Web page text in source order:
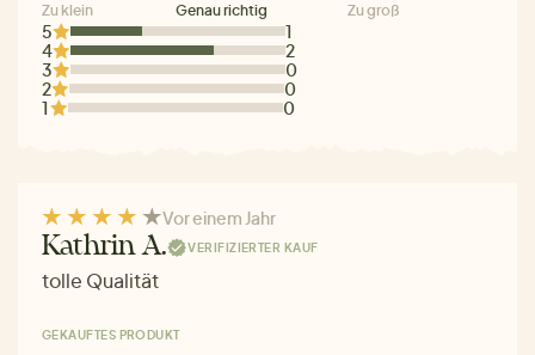
5
1
4
2
3
0
2
0
1
0
Zu klein Genau richtig Zu groß
Vor einem Jahr
Kathrin A. VERIFIZIERTER KAUF
tolle Qualität
GEKAUFTES PRODUKT